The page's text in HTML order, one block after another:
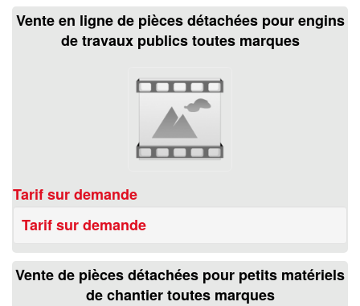
Vente en ligne de pièces détachées pour engins
de travaux publics toutes marques
Tarif sur demande
Tarif sur demande
Vente de pièces détachées pour petits matériels
de chantier toutes marques